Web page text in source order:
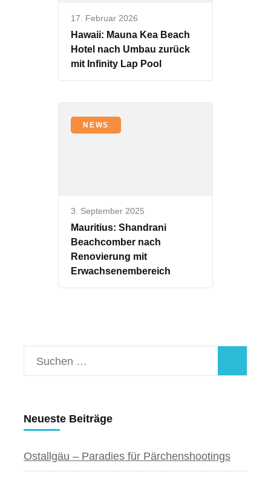
17. Februar 2026
Hawaii: Mauna Kea Beach
Hotel nach Umbau zurück
mit Infinity Lap Pool
NEWS
3. September 2025
Mauritius: Shandrani
Beachcomber nach
Renovierung mit
Erwachsenembereich
Suchen
nach:
Neueste Beiträge
Ostallgäu – Paradies für Pärchenshootings